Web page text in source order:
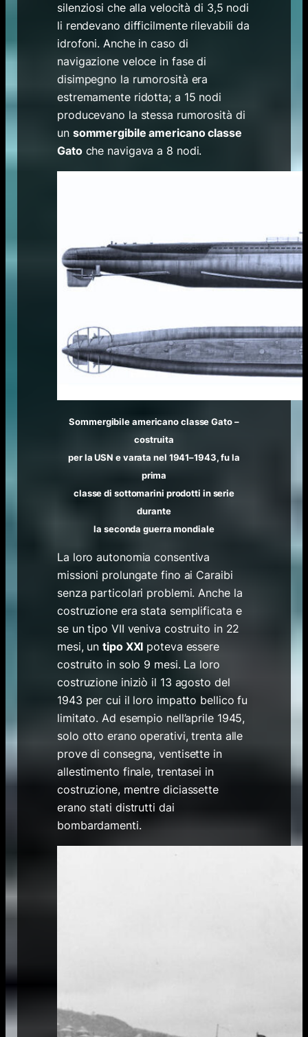
silenziosi che alla velocità di 3,5 nodi
li rendevano difficilmente rilevabili da
idrofoni. Anche in caso di
navigazione veloce in fase di
disimpegno la rumorosità era
estremamente ridotta; a 15 nodi
producevano la stessa rumorosità di
un sommergibile americano classe
Gatoche navigava a 8 nodi.
Sommergibile americano classe Gato –
costruita
per la USN e varata nel 1941–1943, fu la
prima
classe di sottomarini prodotti in serie
durante
la seconda guerra mondiale
La loro autonomia consentiva
missioni prolungate fino ai Caraibi
senza particolari problemi. Anche la
costruzione era stata semplificata e
se un tipo VII veniva costruito in 22
mesi, untipo XXI poteva essere
costruito in solo 9 mesi. La loro
costruzione iniziò il 13 agosto del
1943 per cui il loro impatto bellico fu
limitato. Ad esempio nell’aprile 1945,
solo otto erano operativi, trenta alle
prove di consegna, ventisette in
allestimento finale, trentasei in
costruzione, mentre diciassette
erano stati distrutti dai
bombardamenti.